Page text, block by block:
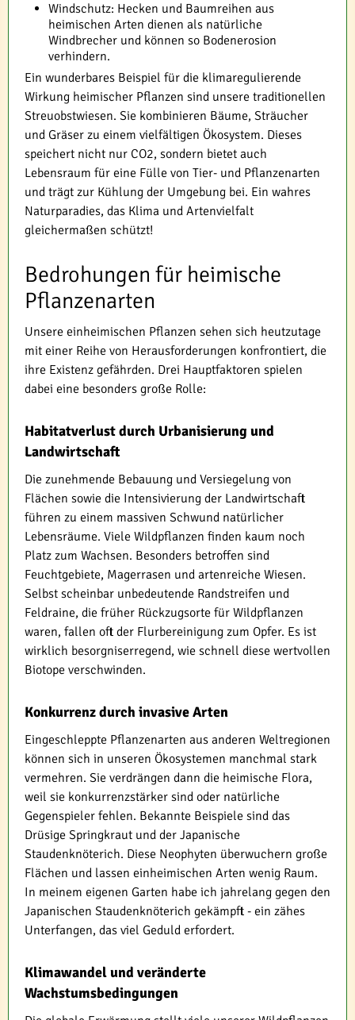
Windschutz: Hecken und Baumreihen aus
heimischen Arten dienen als natürliche
Windbrecher und können so Bodenerosion
verhindern.
Ein wunderbares Beispiel für die klimaregulierende
Wirkung heimischer Pflanzen sind unsere traditionellen
Streuobstwiesen. Sie kombinieren Bäume, Sträucher
und Gräser zu einem vielfältigen Ökosystem. Dieses
speichert nicht nur CO2, sondern bietet auch
Lebensraum für eine Fülle von Tier- und Pflanzenarten
und trägt zur Kühlung der Umgebung bei. Ein wahres
Naturparadies, das Klima und Artenvielfalt
gleichermaßen schützt!
Bedrohungen für heimische
Pflanzenarten
Unsere einheimischen Pflanzen sehen sich heutzutage
mit einer Reihe von Herausforderungen konfrontiert, die
ihre Existenz gefährden. Drei Hauptfaktoren spielen
dabei eine besonders große Rolle:
Habitatverlust durch Urbanisierung und
Landwirtschaft
Die zunehmende Bebauung und Versiegelung von
Flächen sowie die Intensivierung der Landwirtschaft
führen zu einem massiven Schwund natürlicher
Lebensräume. Viele Wildpflanzen finden kaum noch
Platz zum Wachsen. Besonders betroffen sind
Feuchtgebiete, Magerrasen und artenreiche Wiesen.
Selbst scheinbar unbedeutende Randstreifen und
Feldraine, die früher Rückzugsorte für Wildpflanzen
waren, fallen oft der Flurbereinigung zum Opfer. Es ist
wirklich besorgniserregend, wie schnell diese wertvollen
Biotope verschwinden.
Konkurrenz durch invasive Arten
Eingeschleppte Pflanzenarten aus anderen Weltregionen
können sich in unseren Ökosystemen manchmal stark
vermehren. Sie verdrängen dann die heimische Flora,
weil sie konkurrenzstärker sind oder natürliche
Gegenspieler fehlen. Bekannte Beispiele sind das
Drüsige Springkraut und der Japanische
Staudenknöterich. Diese Neophyten überwuchern große
Flächen und lassen einheimischen Arten wenig Raum.
In meinem eigenen Garten habe ich jahrelang gegen den
Japanischen Staudenknöterich gekämpft - ein zähes
Unterfangen, das viel Geduld erfordert.
Klimawandel und veränderte
Wachstumsbedingungen